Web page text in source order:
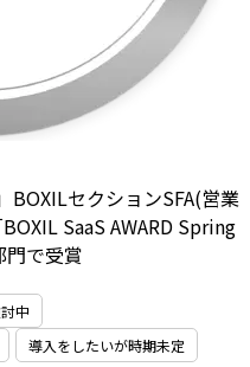
BOXILセクションSFA(営業
SaaS AWARD Spring
門で受賞
中
導入をしたいが時期未定